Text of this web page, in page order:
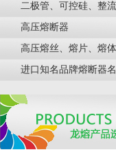
二极管、可控硅、整
高压熔断器
高压熔丝、熔片、熔
进口知名品牌熔断器